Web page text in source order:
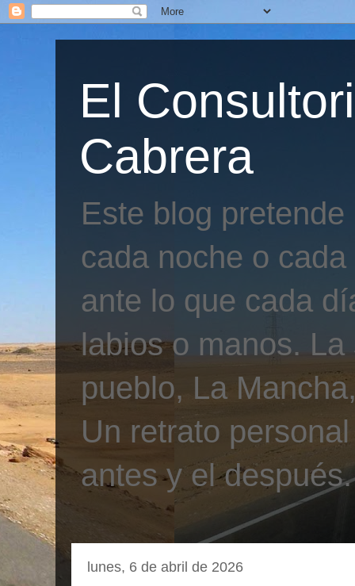
El
Cabrera
Este blog
cada noche o
ante lo que cada
labios o manos.
pueblo, La
Un retrato
antes y el después.
lunes, 6 de abril de 2026